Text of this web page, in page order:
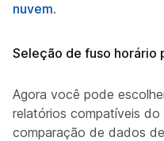
nuvem.
Seleção de fuso horário
Agora você pode
relatórios compatíveis
comparação de dados